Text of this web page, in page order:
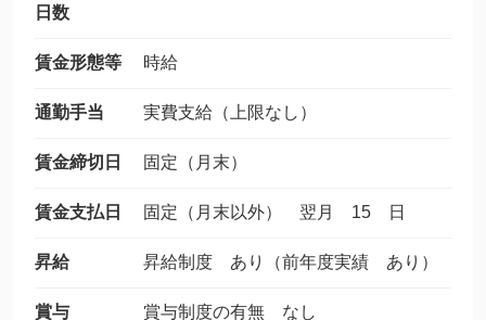
日数
賃金形態等 時給
通勤手当 実費支給（上限なし）
賃金締切日 固定（月末）
賃金支払日 固定（月末以外） 翌月 15 日
昇給 昇給制度 あり（前年度実績 あり）
賞与 賞与制度の有無 なし